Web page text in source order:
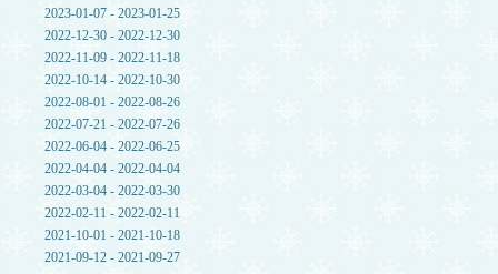
2023-01-07 - 2023-01-25
2022-12-30 - 2022-12-30
2022-11-09 - 2022-11-18
2022-10-14 - 2022-10-30
2022-08-01 - 2022-08-26
2022-07-21 - 2022-07-26
2022-06-04 - 2022-06-25
2022-04-04 - 2022-04-04
2022-03-04 - 2022-03-30
2022-02-11 - 2022-02-11
2021-10-01 - 2021-10-18
2021-09-12 - 2021-09-27